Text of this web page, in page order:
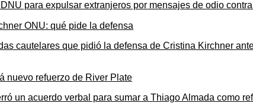
para expulsar extranjeros por mensajes de odio
cautelares que pidió la defensa de Cristina Kirchner
un acuerdo verbal para sumar a Thiago Almada como